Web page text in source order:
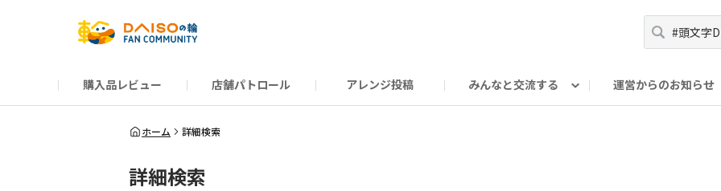
購入品レビュー 店舗パトロール アレンジ投稿 みんなと交流する
だんぜんトーク
運営からのお知らせ
運営からのお知らせ
ーSP Blogー
プレゼントキャンペーン
1周年記念キャンペーン
公式ホームページ
ホーム 詳細検索
詳細検索